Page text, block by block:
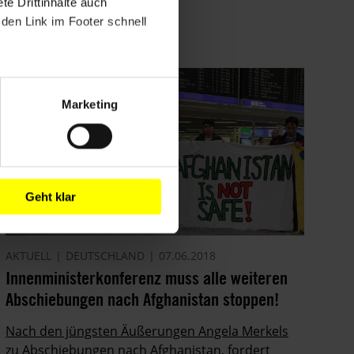
Link im Footer schnell
Marketing
Geht klar
AKTUELL DEUTSCHLAND 07.06.2018
Innenministerkonferenz muss alle weiteren
Abschiebungen nach Afghanistan stoppen!
Nach den jüngsten Äußerungen Angela Merkels
zu Abschiebungen nach Afghanistan, fordert